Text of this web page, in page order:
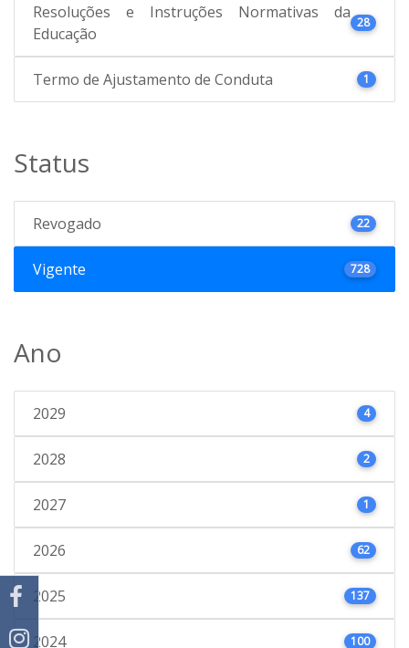
Resoluções e Instruções Normativas da
Educação
28
Termo de Ajustamento de Conduta 1
Status
Revogado 22
Vigente 728
Ano
2029 4
2028 2
2027 1
2026 62
2025 137
2024 100